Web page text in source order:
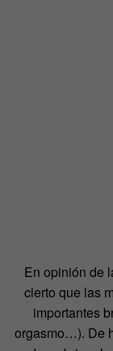
En opinión de
cierto que las
importantes
orgasmo…). De